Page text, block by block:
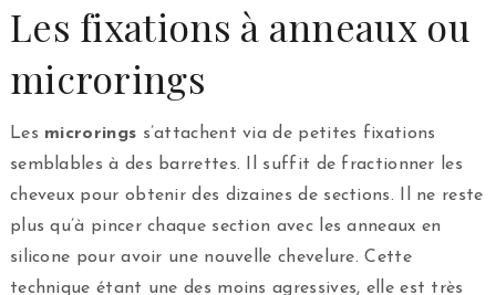
Les fixations à anneaux ou
microrings
Les microrings s’attachent via de petites fixations
semblables à des barrettes. Il suffit de fractionner les
cheveux pour obtenir des dizaines de sections. Il ne reste
plus qu’à pincer chaque section avec les anneaux en
silicone pour avoir une nouvelle chevelure. Cette
technique étant une des moins agressives, elle est très